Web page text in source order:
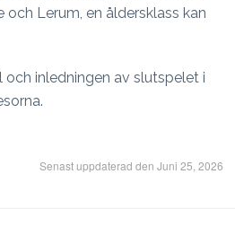
Lerum, en åldersklass kan
inledningen av slutspelet i
Senast uppdaterad den Juni 25, 2026